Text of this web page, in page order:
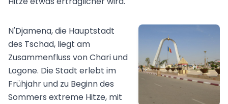
N'Djamena, die Hauptstadt
des Tschad, liegt am
Zusammenfluss von Chari und
Logone. Die Stadt erlebt im
Frühjahr und zu Beginn des
Sommers extreme Hitze, mit